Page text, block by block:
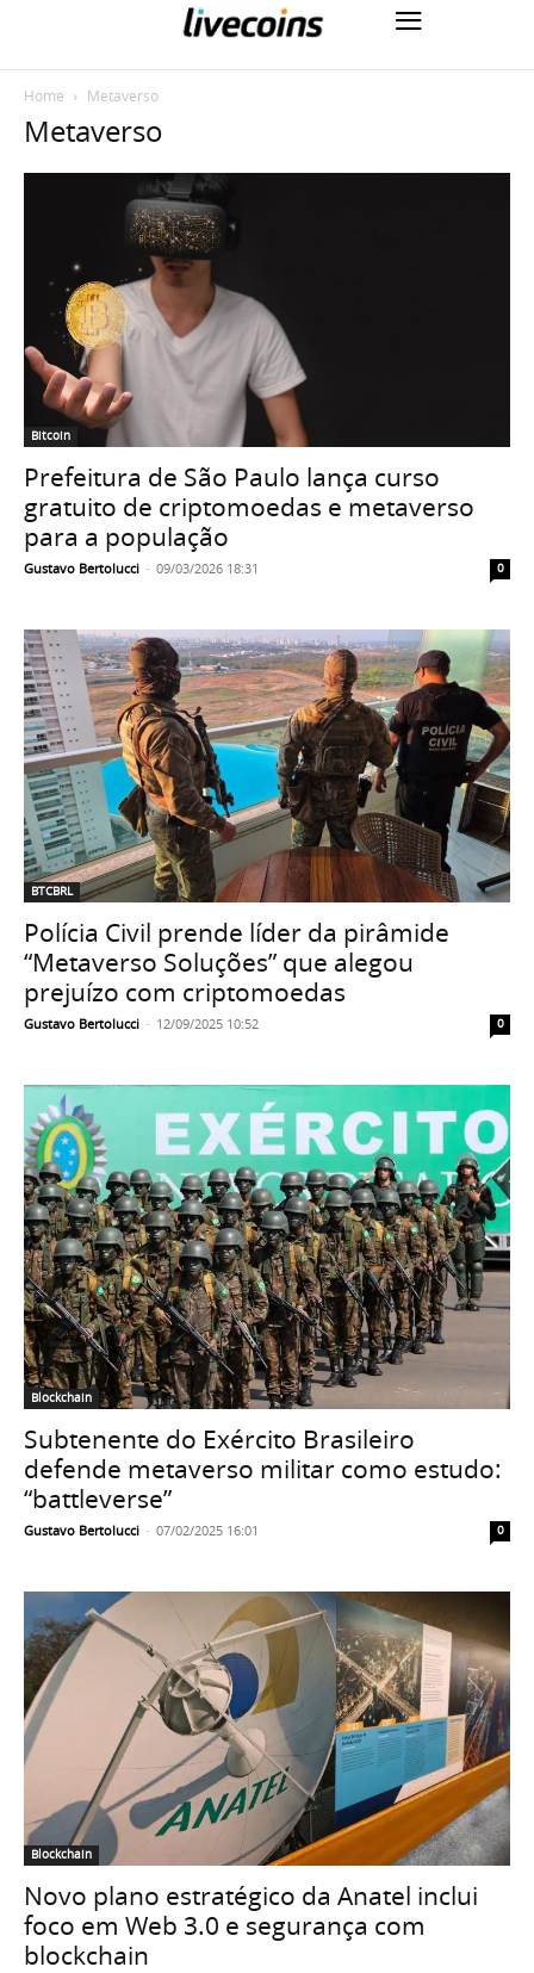
Home Metaverso
Metaverso
Bitcoin
Prefeitura de São Paulo lança curso
gratuito de criptomoedas e metaverso
para a população
Gustavo Bertolucci - 09/03/2026 18:31 0
BTCBRL
Polícia Civil prende líder da pirâmide
“Metaverso Soluções” que alegou
prejuízo com criptomoedas
Gustavo Bertolucci - 12/09/2025 10:52 0
Blockchain
Subtenente do Exército Brasileiro
defende metaverso militar como estudo:
“battleverse”
Gustavo Bertolucci - 07/02/2025 16:01 0
Blockchain
Novo plano estratégico da Anatel inclui
foco em Web 3.0 e segurança com
blockchain